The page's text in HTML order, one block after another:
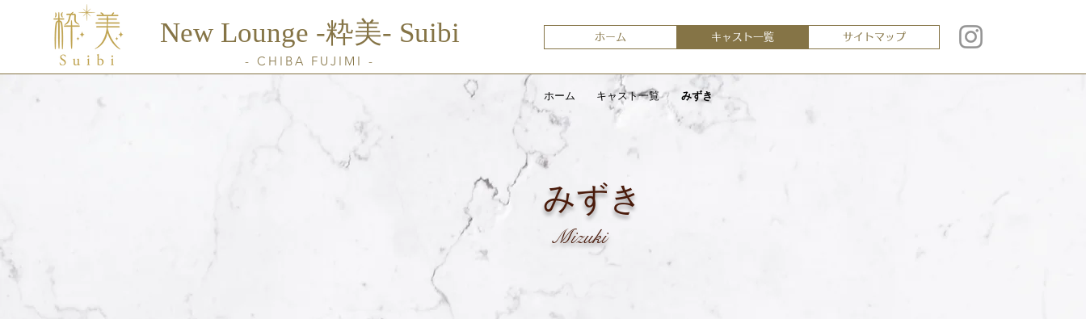
New Lounge ​-粋美- Suibi
- CHIBA FUJIMI -
ホーム キャスト一覧 サイトマップ
みずき
ホーム キャスト一覧 みずき
Mizuki